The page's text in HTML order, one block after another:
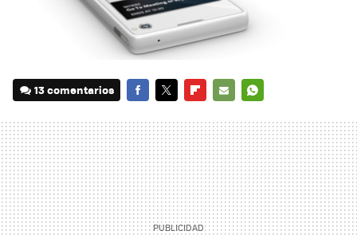
13 comentarios
MAIL